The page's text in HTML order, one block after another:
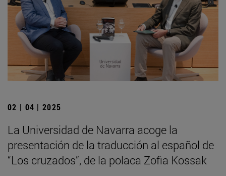
02 | 04 | 2025
La Universidad de Navarra acoge la
presentación de la traducción al español de
“Los cruzados”, de la polaca Zofia Kossak